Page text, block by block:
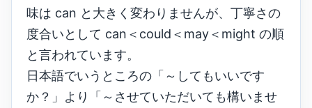
味は can と大きく変わりませんが、丁寧さの
度合いとして can＜could＜may＜might の順
と言われています。
日本語でいうところの「～してもいいです
か？」より「～させていただいても構いませ